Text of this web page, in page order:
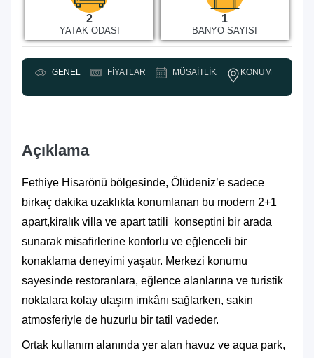
2
YATAK ODASI
1
BANYO SAYISI
GENEL FIYATLAR MÜSAITLIK KONUM
Açıklama
Fethiye Hisarönü bölgesinde, Ölüdeniz’e sadece
birkaç dakika uzaklıkta konumlanan bu modern 2+1
apart,kiralık villa ve apart tatili konseptini bir arada
sunarak misafirlerine konforlu ve eğlenceli bir
konaklama deneyimi yaşatır. Merkezi konumu
sayesinde restoranlara, eğlence alanlarına ve turistik
noktalara kolay ulaşım imkânı sağlarken, sakin
atmosferiyle de huzurlu bir tatil vadeder.
Ortak kullanım alanında yer alan havuz ve aqua park,